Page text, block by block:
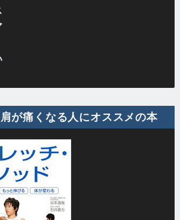
が痛くなる人にオススメの本